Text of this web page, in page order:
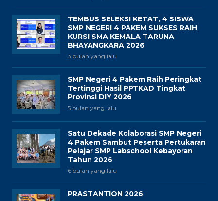
TEMBUS SELEKSI KETAT, 4 SISWA
SMP NEGERI 4 PAKEM SUKSES RAIH
KURSI SMA KEMALA TARUNA
BHAYANGKARA 2026
3 bulan yang lalu
SMP Negeri 4 Pakem Raih Peringkat
Tertinggi Hasil PPTKAD Tingkat
Provinsi DIY 2026
5 bulan yang lalu
Satu Dekade Kolaborasi SMP Negeri
4 Pakem Sambut Peserta Pertukaran
Pelajar SMP Labschool Kebayoran
Tahun 2026
6 bulan yang lalu
PRASTANTION 2026